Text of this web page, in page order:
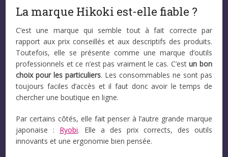
La marque Hikoki est-elle fiable ?
C’est une marque qui semble tout à fait correcte par
rapport aux prix conseillés et aux descriptifs des produits.
Toutefois, elle se présente comme une marque d’outils
professionnels et ce n’est pas vraiment le cas. C’estun bon
choix pour les particuliers. Les consommables ne sont pas
toujours faciles d’accès et il faut donc avoir le temps de
chercher une boutique en ligne.
Par certains côtés, elle fait penser à l’autre grande marque
japonaise : Ryobi. Elle a des prix corrects, des outils
innovants et une ergonomie bien pensée.